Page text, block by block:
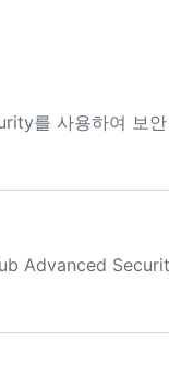
를 사용하여 보안
Advanced